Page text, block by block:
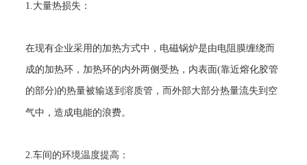
1.大量热损失：
在现有企业采用的加热方式中，电磁锅炉是由电阻膜缠绕而
成的加热环，加热环的内外两侧受热，内表面(靠近熔化胶管
的部分)的热量被输送到溶质管，而外部大部分热量流失到空
气中，造成电能的浪费。
2.车间的环境温度提高：